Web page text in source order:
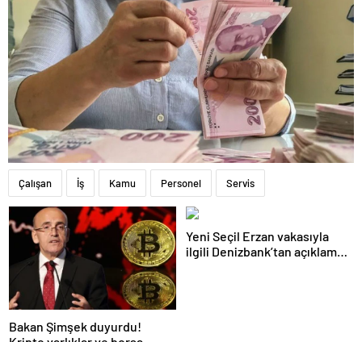
Çalışan İş Kamu Personel Servis
Bakan Şimşek duyurdu!
Yeni Seçil Erzan vakasıyla
ilgili Denizbank’tan açıklama